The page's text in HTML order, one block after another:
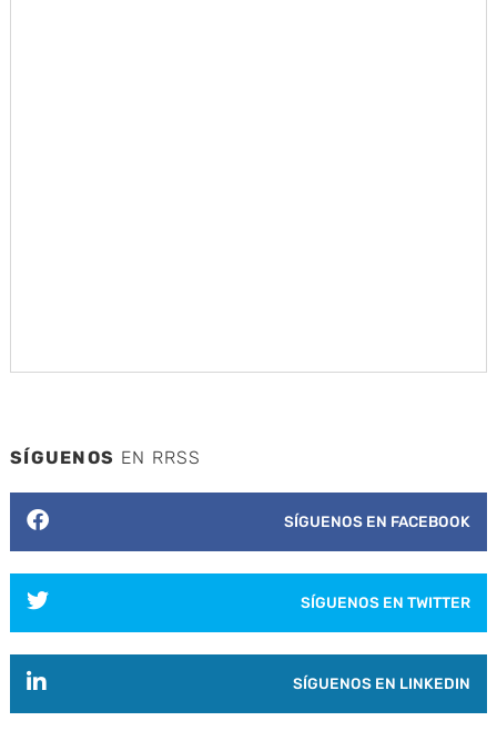
SÍGUENOS EN RRSS
SÍGUENOS EN FACEBOOK
SÍGUENOS EN TWITTER
SÍGUENOS EN LINKEDIN